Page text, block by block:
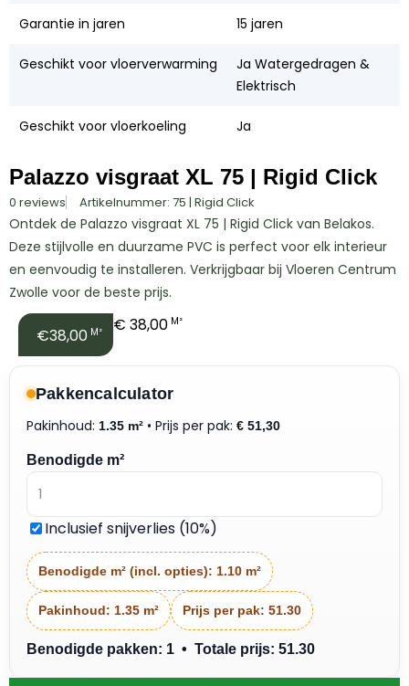
Garantie in jaren 15 jaren
Geschikt voor vloerverwarming
Ja Watergedragen &
Elektrisch
Geschikt voor vloerkoeling Ja
Palazzo visgraat XL 75 | Rigid Click
0 reviews Artikelnummer: 75 | Rigid Click
Ontdek de Palazzo visgraat XL 75 | Rigid Click van Belakos.
Deze stijlvolle en duurzame PVC is perfect voor elk interieur
en eenvoudig te installeren. Verkrijgbaar bij Vloeren Centrum
Zwolle voor de beste prijs.
€38,00 M² € 38,00 M²
Pakkencalculator
Pakinhoud: 1.35 m² • Prijs per pak: € 51,30
Benodigde m²
Inclusief snijverlies (10%)
Benodigde m² (incl. opties): 1.10 m²
Pakinhoud: 1.35 m² Prijs per pak: 51.30
Benodigde pakken: 1 • Totale prijs: 51.30